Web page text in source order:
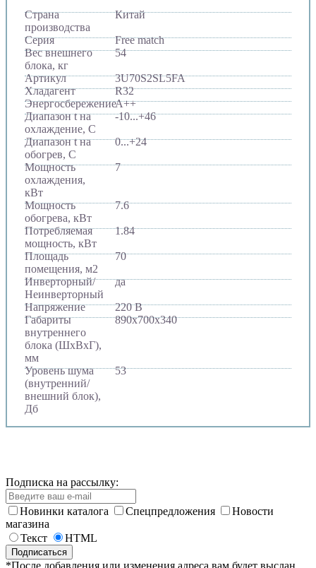
Страна
производства
Китай
Серия
Free match
Вес внешнего
блока, кг
54
Артикул
3U70S2SL5FA
Хладагент
R32
ЭнергосбережениеA++
Диапазон t на
охлаждение, С
-10...+46
Диапазон t на
обогрев, С
0...+24
Мощность
охлаждения,
кВт
7
Мощность
обогрева, кВт
7.6
Потребляемая
мощность, кВт
1.84
Площадь
помещения, м2
70
Инверторный/
Неинверторный
да
Напряжение
220 В
Габариты
внутреннего
блока (ШхВхГ),
мм
890х700х340
Уровень шума
(внутренний/
внешний блок),
Дб
53
Подписка на рассылку:
Новинки каталога Спецпредложения
Новости
магазина
Текст
HTML